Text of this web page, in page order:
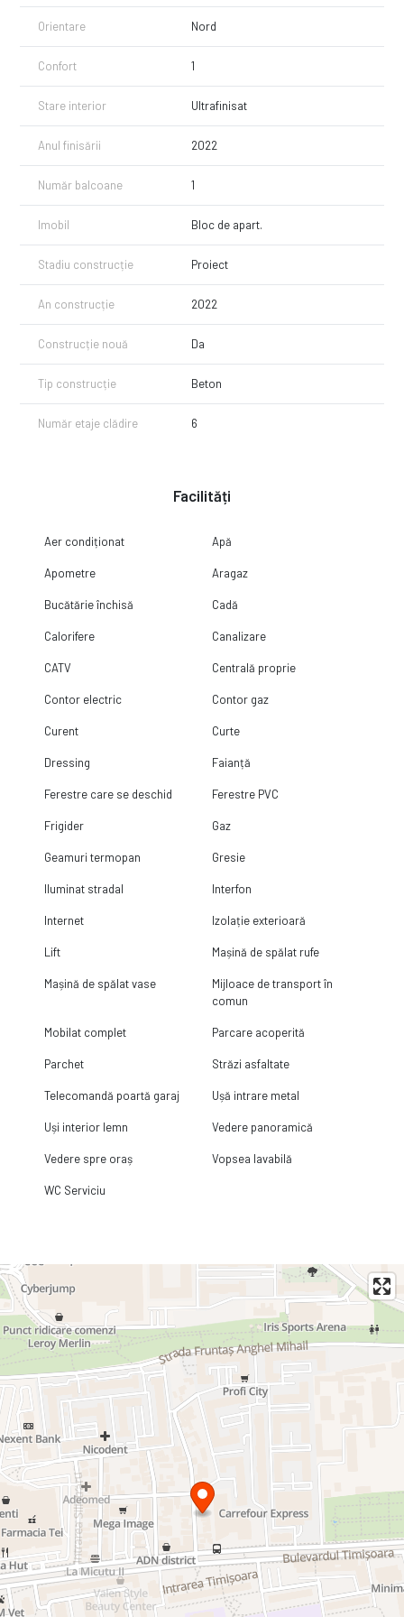
Orientare Nord
Confort 1
Stare interior Ultrafinisat
Anul finisării 2022
Număr balcoane 1
Imobil Bloc de apart.
Stadiu construcție Proiect
An construcție 2022
Construcție nouă Da
Tip construcție Beton
Număr etaje clădire 6
Facilități
Aer condiționat Apă
Apometre Aragaz
Bucătărie închisă Cadă
Calorifere Canalizare
CATV Centrală proprie
Contor electric Contor gaz
Curent Curte
Dressing Faianță
Ferestre care se deschid Ferestre PVC
Frigider Gaz
Geamuri termopan Gresie
Iluminat stradal Interfon
Internet Izolație exterioară
Lift Mașină de spălat rufe
Mașină de spălat vase
Mijloace de transport în
comun
Mobilat complet Parcare acoperită
Parchet Străzi asfaltate
Telecomandă poartă garaj Ușă intrare metal
Uși interior lemn Vedere panoramică
Vedere spre oraș Vopsea lavabilă
WC Serviciu